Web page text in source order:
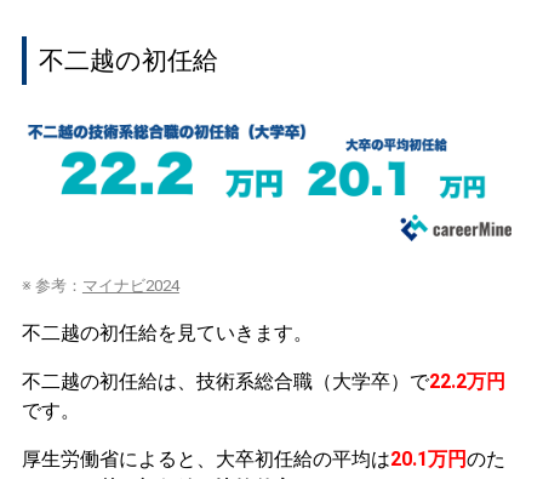
不二越の初任給
※ 参考： マイナビ2024
不二越の初任給を見ていきます。
不二越の初任給は、技術系総合職（大学卒）で22.2万円
です。
厚生労働省によると、大卒初任給の平均は20.1万円のた